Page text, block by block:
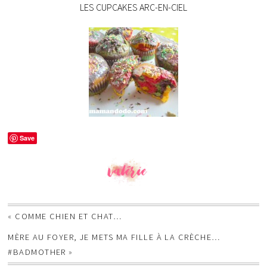
LES CUPCAKES ARC-EN-CIEL
Save
« COMME CHIEN ET CHAT…
MÈRE AU FOYER, JE METS MA FILLE À LA CRÈCHE…
#BADMOTHER »